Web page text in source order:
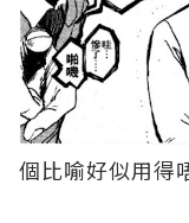
個比喻好似用得